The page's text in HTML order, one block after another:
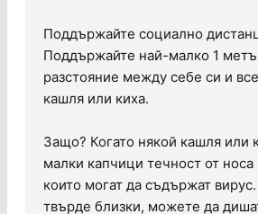
Поддържайте социално
Поддържайте най-малко 1
разстояние между себе си и
кашля или киха.
Защо? Когато някой кашля или
малки капчици течност от носа
които могат да съдържат
твърде близки, можете да